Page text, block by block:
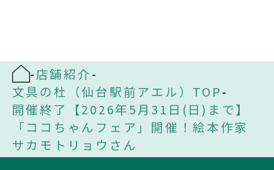
-店舗紹介-
文具の杜（仙台駅前アエル）TOP-
開催終了【2026年5月31日(日)まで】
「ココちゃんフェア」開催！絵本作家
サカモトリョウさん